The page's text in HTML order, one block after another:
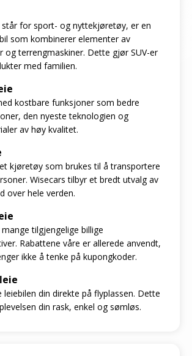
står for sport- og nyttekjøretøy, er en
som kombinerer elementer av
og terrengmaskiner. Dette gjør SUV-er
med familien.
kostbare funksjoner som bedre
den nyeste teknologien og
av høy kvalitet.
kjøretøy som brukes til å transportere
Wisecars tilbyr et bredt utvalg av
over hele verden.
tilgjengelige billige
Rabattene våre er allerede anvendt,
ikke å tenke på kupongkoder.
leiebilen din direkte på flyplassen. Dette
din rask, enkel og sømløs.